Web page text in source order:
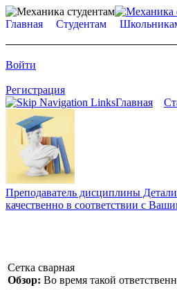
Главная Студентам
Войти
Регистрация
Главная
Преподаватель дисциплины
качественно в соответствии с
Сетка сварная
Обзор: Во время такой